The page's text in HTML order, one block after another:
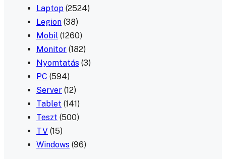
Laptop (2524)
Legion (38)
Mobil (1260)
Monitor (182)
Nyomtatás (3)
PC (594)
Server (12)
Tablet (141)
Teszt (500)
TV (15)
Windows (96)